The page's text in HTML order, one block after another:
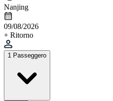
Nanjing
09/08/2026
+ Ritorno
1 Passeggero